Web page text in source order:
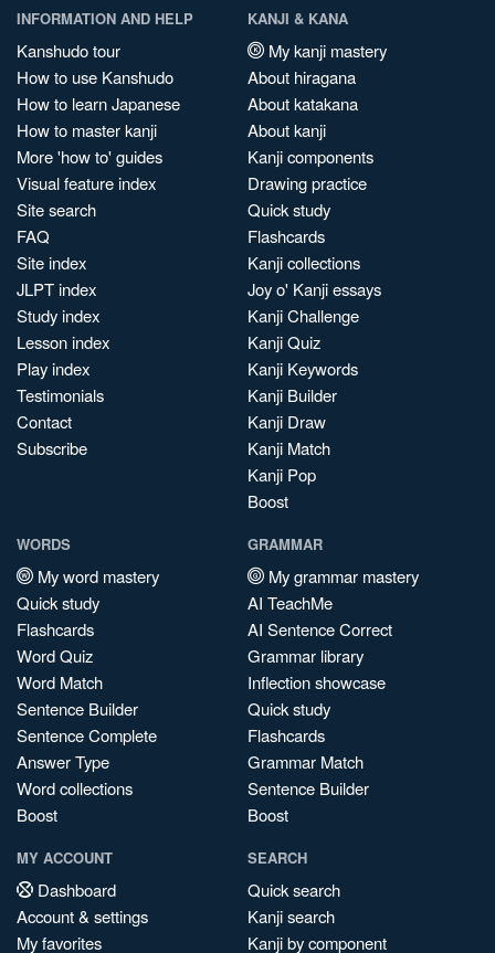
INFORMATION AND HELP
Kanshudo tour
How to use Kanshudo
How to learn Japanese
How to master kanji
More 'how to' guides
Visual feature index
Site search
FAQ
Site index
JLPT index
Study index
Lesson index
Play index
Testimonials
Contact
Subscribe
KANJI & KANA
My kanji mastery
About hiragana
About katakana
About kanji
Kanji components
Drawing practice
Quick study
Flashcards
Kanji collections
Joy o' Kanji essays
Kanji Challenge
Kanji Quiz
Kanji Keywords
Kanji Builder
Kanji Draw
Kanji Match
Kanji Pop
Boost
WORDS
My word mastery
Quick study
Flashcards
Word Quiz
Word Match
Sentence Builder
Sentence Complete
Answer Type
Word collections
Boost
GRAMMAR
My grammar mastery
AI TeachMe
AI Sentence Correct
Grammar library
Inflection showcase
Quick study
Flashcards
Grammar Match
Sentence Builder
Boost
MY ACCOUNT
Dashboard
Account & settings
My favorites
SEARCH
Quick search
Kanji search
Kanji by component